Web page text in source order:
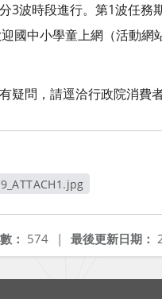
3波時段進行。第1波任
國中小學童上網（活動
疑問，請逕洽行政院消費
最後更新日期：
： 574 |